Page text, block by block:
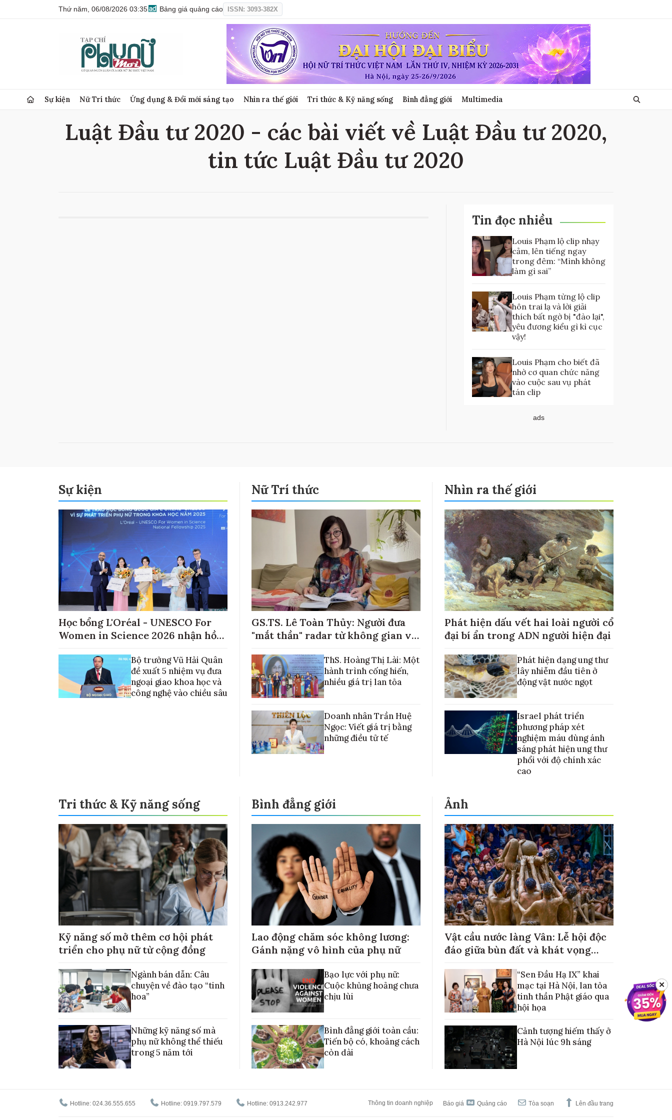
Thứ năm, 06/08/2026 03:35 Bảng giá quảng cáo ISSN: 3093-382X
Sự kiện Nữ Trí thức Ứng dụng & Đổi mới sáng tạo Nhìn ra thế giới Tri thức & Kỹ năng sống Bình đẳng giới Multimedia
Luật Đầu tư 2020 - các bài viết về Luật Đầu tư 2020,
tin tức Luật Đầu tư 2020
Tin đọc nhiều
Louis Phạm lộ clip nhạy
cảm, lên tiếng ngay
trong đêm: “Mình không
làm gì sai”
Louis Phạm từng lộ clip
hôn trai lạ và lời giải
thích bất ngờ bị "đào lại",
yêu đương kiểu gì kì cục
vậy!
Louis Phạm cho biết đã
nhờ cơ quan chức năng
vào cuộc sau vụ phát
tán clip
ads
Sự kiện
Học bổng L'Oréal - UNESCO For
Women in Science 2026 nhận hồ
Bộ trưởng Vũ Hải Quân
đề xuất 5 nhiệm vụ đưa
ngoại giao khoa học và
công nghệ vào chiều sâu
Nữ Trí thức
GS.TS. Lê Toàn Thủy: Người đưa
"mắt thần" radar từ không gian về
ThS. Hoàng Thị Lài: Một
hành trình cống hiến,
nhiều giá trị lan tỏa
Doanh nhân Trần Huệ
Ngọc: Viết giá trị bằng
những điều tử tế
Nhìn ra thế giới
Phát hiện dấu vết hai loài người cổ
đại bí ẩn trong ADN người hiện đại
Phát hiện dạng ung thư
lây nhiễm đầu tiên ở
động vật nước ngọt
Israel phát triển
phương pháp xét
nghiệm máu dùng ánh
sáng phát hiện ung thư
phổi với độ chính xác
cao
Tri thức & Kỹ năng sống
Kỹ năng số mở thêm cơ hội phát
triển cho phụ nữ từ cộng đồng
Ngành bán dẫn: Câu
chuyện về đào tạo “tinh
hoa”
Những kỹ năng số mà
phụ nữ không thể thiếu
trong 5 năm tới
Bình đẳng giới
Lao động chăm sóc không lương:
Gánh nặng vô hình của phụ nữ
Bạo lực với phụ nữ:
Cuộc khủng hoảng chưa
chịu lùi
Bình đẳng giới toàn cầu:
Tiến bộ có, khoảng cách
còn dài
Ảnh
Vật cầu nước làng Vân: Lễ hội độc
đáo giữa bùn đất và khát vọng
“Sen Đầu Hạ IX” khai
mạc tại Hà Nội, lan tỏa
tinh thần Phật giáo qua
hội họa
Cảnh tượng hiếm thấy ở
Hà Nội lúc 9h sáng
Hotline: 024.36.555.655 Hotline: 0919.797.579 Hotline: 0913.242.977 Thông tin doanh nghiệp Báo giá Quảng cáo Tòa soạn Lên đầu trang
✕